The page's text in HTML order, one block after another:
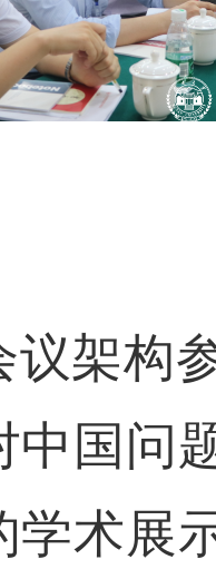
议架构
中国问
学术展